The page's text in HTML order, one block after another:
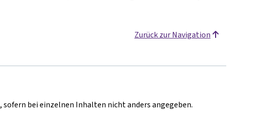
Zurück zur Navigation
, sofern bei einzelnen Inhalten nicht anders angegeben.